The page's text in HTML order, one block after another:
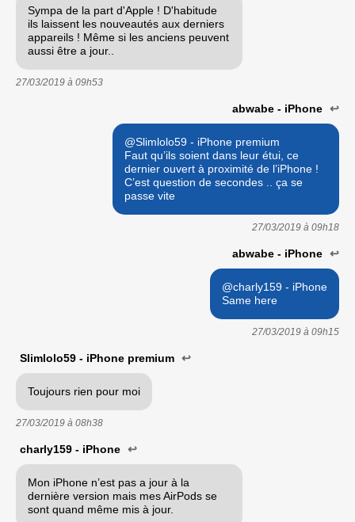
Sympa de la part d'Apple ! D'habitude
ils laissent les nouveautés aux derniers
appareils ! Même si les anciens peuvent
aussi être a jour..
27/03/2019 à 09h53
abwabe - iPhone ↩
@Slimlolo59 - iPhone premium
Faut qu’ils soient dans leur étui, ce
dernier ouvert à proximité de l’iPhone !
C’est question de secondes .. ça se
passe vite
27/03/2019 à 09h18
abwabe - iPhone ↩
@charly159 - iPhone
Same here
27/03/2019 à 09h15
Slimlolo59 - iPhone premium ↩
Toujours rien pour moi
27/03/2019 à 08h38
charly159 - iPhone ↩
Mon iPhone n’est pas a jour à la
dernière version mais mes AirPods se
sont quand même mis à jour.